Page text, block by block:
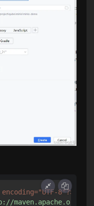
8"?>
maven.apache.org/